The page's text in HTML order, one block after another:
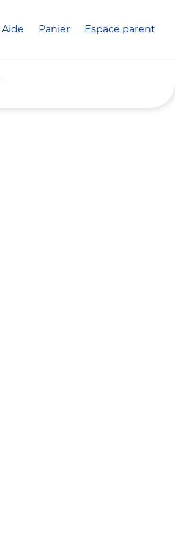
Aide Panier crèche(s)
Espace parent